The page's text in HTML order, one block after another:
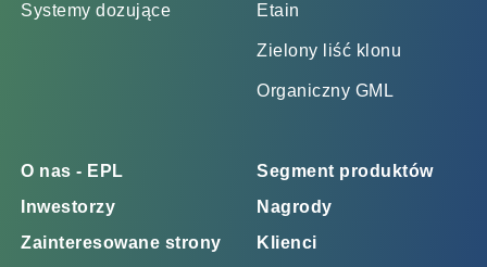
Systemy dozujące Etain
Zielony liść klonu
Organiczny GML
O nas - EPL
Inwestorzy
Zainteresowane strony
Segment produktów
Nagrody
Klienci